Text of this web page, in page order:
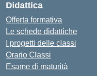
Didattica
Offerta formativa
Le schede didattiche
I progetti delle classi
Orario Classi
Esame di maturità